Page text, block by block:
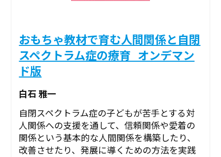
おもちゃ教材で育む人間関係と自閉
スペクトラム症の療育_オンデマン
ド版
白石 雅一
自閉スペクトラム症の子どもが苦手とする対
人関係への支援を通して、信頼関係や愛着の
関係という基本的な人間関係を構築したり、
改善させたり、発展に導くための方法を実践